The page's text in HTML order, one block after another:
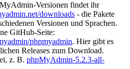
Versionen findet ihr
downloads - die Pakete
Versionen und Sprachen.
GitHub-Seite:
phpmyadmin. Hier gibt es
Releases zum Download.
z. B. phpMyAdmin-5.2.3-all-